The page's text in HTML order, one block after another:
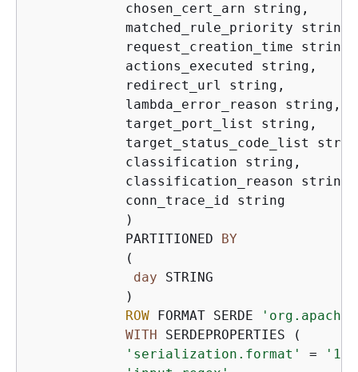
            chosen_cert_arn string,
            matched_rule_priority string,
            request_creation_time string,
            actions_executed string,
            redirect_url string,
            lambda_error_reason string,
            target_port_list string,
target_status_code_list
            classification string,
            classification_reason string,
            conn_trace_id string
            )
            PARTITIONED
BY
            (
day STRING
            )
ROW FORMAT SERDE
WITH SERDEPROPERTIES (
'serialization.format'
= '1'